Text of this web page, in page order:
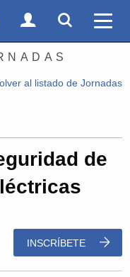
web
Acceso Socios
Acceso
al listado de Jornadas
de
INSCRÍBETE